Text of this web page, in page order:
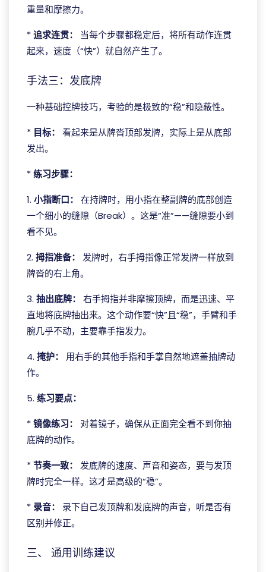
重量和摩擦力。
*追求连贯：
当每个步骤都稳定后，将所有动作连贯
起来，速度（“快”）就自然产生了。
手法三：发底牌
一种基础控牌技巧，考验的是极致的“稳”和隐蔽性。
* 目标：
看起来是从牌沓顶部发牌，实际上是从底部
发出。
*练习步骤：
1. 小指断口：
在持牌时，用小指在整副牌的底部创造
一个细小的缝隙（Break）。这是“准”——缝隙要小到
看不见。
2. 拇指准备：
发牌时，右手拇指像正常发牌一样放到
牌沓的右上角。
3. 抽出底牌：
右手拇指并非摩擦顶牌，而是迅速、平
直地将底牌抽出来。这个动作要“快”且“稳”，手臂和手
腕几乎不动，主要靠手指发力。
4. 掩护：
用右手的其他手指和手掌自然地遮盖抽牌动
作。
5. 练习要点：
*镜像练习：
对着镜子，确保从正面完全看不到你抽
底牌的动作。
*节奏一致：
发底牌的速度、声音和姿态，要与发顶
牌时完全一样。这才是高级的“稳”。
* 录音：
录下自己发顶牌和发底牌的声音，听是否有
区别并修正。
三、 通用训练建议